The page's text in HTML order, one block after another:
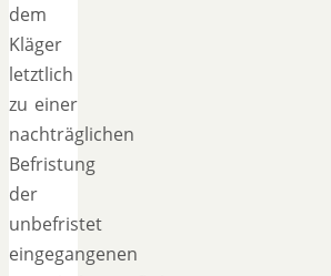
dem
Kläger
letztlich
zu einer
nachträglichen
Befristung
der
unbefristet
eingegangenen